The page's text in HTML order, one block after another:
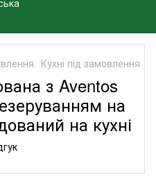
Кухні під замовлення
з Aventos
на
на кухні